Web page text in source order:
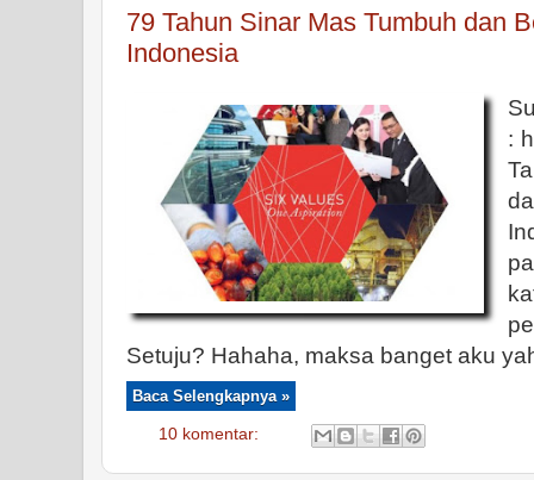
79 Tahun Sinar Mas Tumbuh dan
Indonesia
:
Setuju? Hahaha, maksa banget aku
Baca Selengkapnya »
10 komentar: